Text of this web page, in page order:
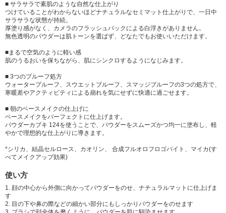
■ サラサラで素肌のような自然な仕上がり
つけていることがわからないほどナチュラルなセミマット仕上がりで、一日中
サラサラな状態が持続。
厚塗り感がなく、カメラのフラッシュバックによる白浮きがありません。
無色透明のパウダーは肌トーンを選ばず、どなたでもお使いいただけます。
■まるで空気のように軽い感
肌のうるおいを保ちながら、肌にシンクロするようになじみます。
■ 3つのプルーフ処方
ウォータープルーフ、スウエットブルーフ、スマッジブルーフの3つの処方で、
寒暖差やアクティビティによる崩れを気にせずに快適に過ごせます。
■ 朝のベースメイクの仕上げに
ベースメイクをパーフェクトに仕上げます。
パウダーカブキ 124を使うことで、パウダーをスムーズかつ均一に塗布し、軽
やかで理想的な仕上がりに導きます。
*シリカ、結晶セルロース、カオリン、 合成フルオロフロゴパイト、マイカ(す
べてメイクアップ効果)
使い方
1. 顔の中心から外側に向かってパウダーをのせ、ナチュラルマットに仕上げま
す
2. 目の下や鼻の際などの細かい部分にもしっかりパウダーをのせます